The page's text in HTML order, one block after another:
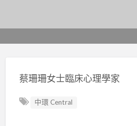
蔡珊珊女士臨床心理學家
中環 Central